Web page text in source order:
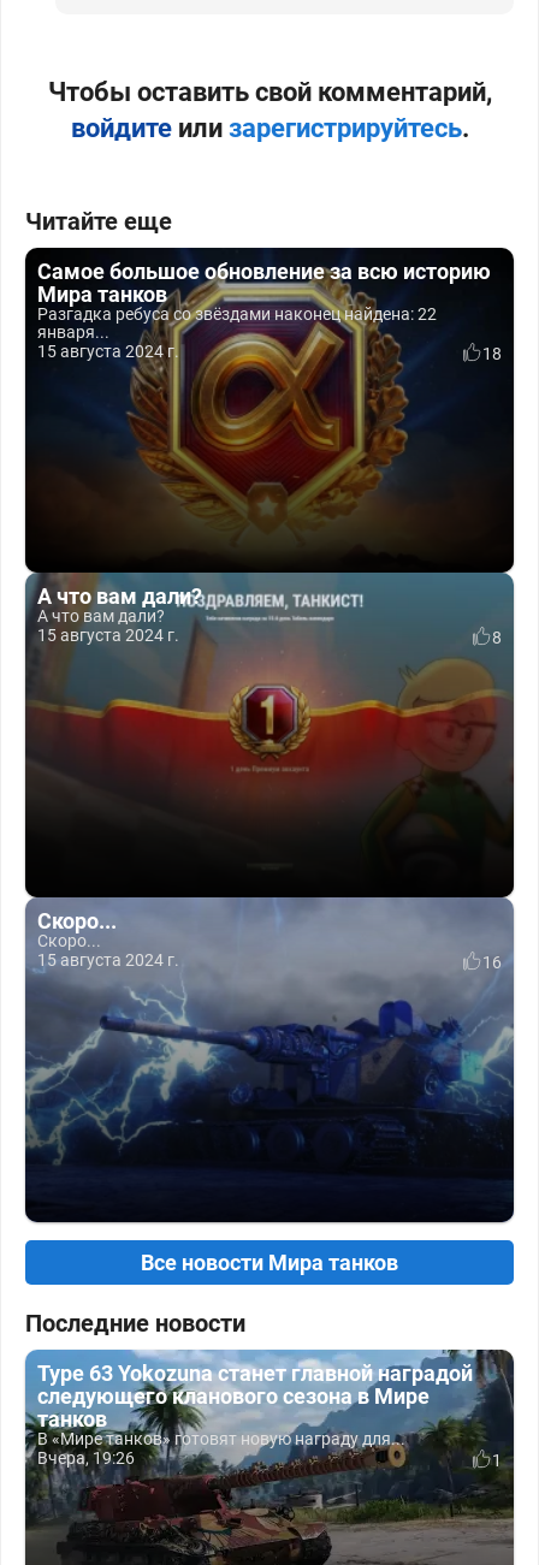
Чтобы оставить свой комментарий,
войдитеили зарегистрируйтесь.
Читайте еще
Самое большое обновление за всю историю
Мира танков
Разгадка ребуса со звёздами наконец найдена: 22
января...
15 августа 2024 г.
18
А что вам дали?
А что вам дали?
15 августа 2024 г.
8
Скоро...
Скоро...
15 августа 2024 г.
16
Все новости Мира танков
Последние новости
Type 63 Yokozuna станет главной наградой
следующего кланового сезона в Мире
танков
В «Мире танков» готовят новую награду для...
Вчера, 19:26
1